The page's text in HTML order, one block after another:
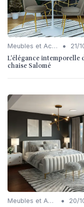
Meubles et Accessoires • 21/
L'élégance intemporelle
chaise Salomé
Meubles et Accessoires • 20/